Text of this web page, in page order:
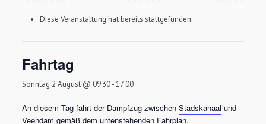
Diese Veranstaltung hat bereits stattgefunden.
Fahrtag
Sonntag 2 August @ 09:30-17:00
An diesem Tag fährt der Dampfzug zwischenStadskanaal und
Veendam gemäß dem untenstehenden Fahrplan.